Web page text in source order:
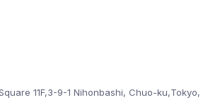
11F,3-9-1 Nihonbashi, Chuo-ku,Tokyo,